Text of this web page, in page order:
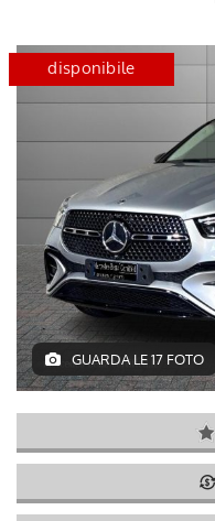
disponibile
GUARDA LE 17 FOTO